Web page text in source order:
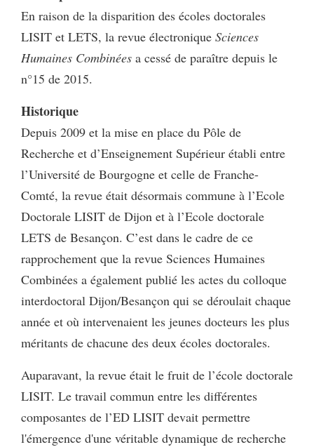
En raison de la disparition des écoles doctorales
LISIT et LETS, la revue électronique Sciences
Humaines Combinées a cessé de paraître depuis le
n°15 de 2015.
Historique
Depuis 2009 et la mise en place du Pôle de
Recherche et d’Enseignement Supérieur établi entre
l’Université de Bourgogne et celle de Franche-
Comté, la revue était désormais commune à l’Ecole
Doctorale LISIT de Dijon et à l’Ecole doctorale
LETS de Besançon. C’est dans le cadre de ce
rapprochement que la revue Sciences Humaines
Combinées a également publié les actes du colloque
interdoctoral Dijon/Besançon qui se déroulait chaque
année et où intervenaient les jeunes docteurs les plus
méritants de chacune des deux écoles doctorales.
Auparavant, la revue était le fruit de l’école doctorale
LISIT. Le travail commun entre les différentes
composantes de l’ED LISIT devait permettre
l'émergence d'une véritable dynamique de recherche